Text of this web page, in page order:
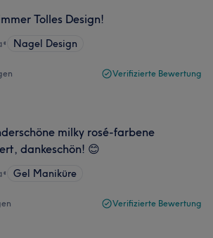
Tolles Design!
• Nagel Design
Verifizierte Bewertung
milky rosé-farbene
dankeschön! 😊
• Gel Maniküre
Verifizierte Bewertung